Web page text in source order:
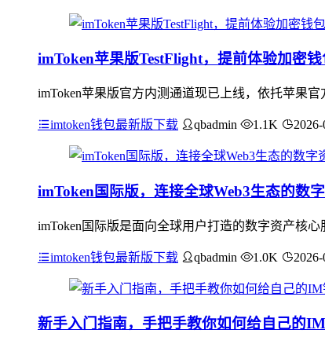
imToken苹果版TestFlight，提前体验加密
imToken苹果版官方内测通道现已上线，依托苹果
imtoken钱包最新版下载 qbadmin 1.1K
imToken国际版，连接全球Web3生态的数
imToken国际版是面向全球用户打造的数字资产核
imtoken钱包最新版下载 qbadmin 1.0K
新手入门指南，手把手教你如何给自己的